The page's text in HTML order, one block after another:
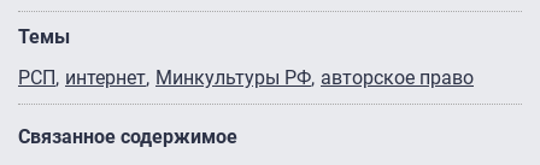
Темы
РСП интернет Минкультуры РФ авторское право
Связанное содержимое